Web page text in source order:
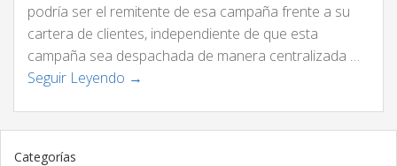
podría ser el remitente de esa campaña frente a su
cartera de clientes, independiente de que esta
campaña sea despachada de manera centralizada …
Seguir Leyendo →
Categorías